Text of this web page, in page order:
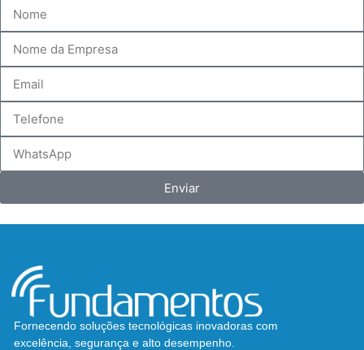
Enviar
Fornecendo soluções tecnológicas inovadoras com
excelência, segurança e alto desempenho.